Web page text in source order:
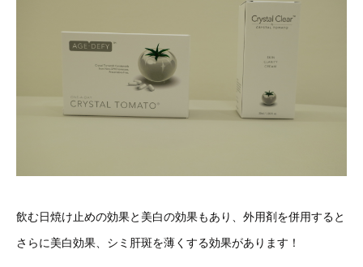
飲む日焼け止めの効果と美白の効果もあり、外用剤を併用すると
さらに美白効果、シミ肝斑を薄くする効果があります！